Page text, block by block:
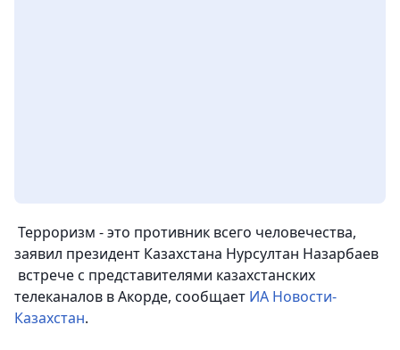
Терроризм - это противник всего человечества,
заявил президент Казахстана Нурсултан Назарбаев
встрече с представителями казахстанских
телеканалов в Акорде, сообщает ИА Новости-
Казахстан.